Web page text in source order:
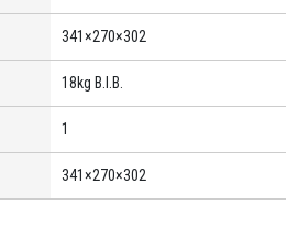
341×270×302
18kg B.I.B.
1
341×270×302